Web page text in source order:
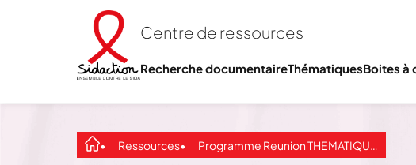
Centre de ressources
Recherche documentaireThématiquesBoites à
Ressources Programme Reunion THEMATIQUE Prison et VIH vF